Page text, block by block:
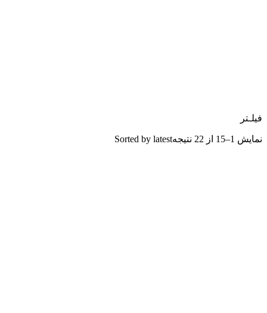
فیلـتر
نمایش 1–15 از 22 نتیجه Sorted by latest